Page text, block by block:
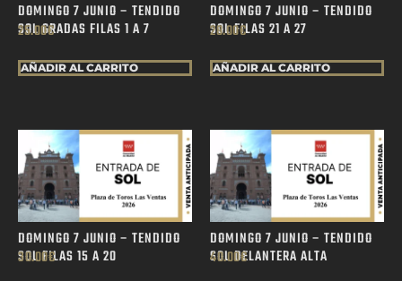
DOMINGO 7 JUNIO – TENDIDO
SOL GRADAS FILAS 1 A 7
25.00€
AÑADIR AL CARRITO
DOMINGO 7 JUNIO – TENDIDO
SOL FILAS 21 A 27
28.00€
AÑADIR AL CARRITO
DOMINGO 7 JUNIO – TENDIDO
SOL FILAS 15 A 20
30.00€
DOMINGO 7 JUNIO – TENDIDO
SOL DELANTERA ALTA
40.00€